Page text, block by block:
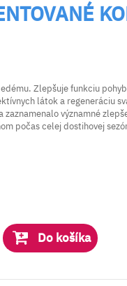
Zlepšuje funkciu
látok a regeneráciu
významné
počas celej dostihovej
Do košíka